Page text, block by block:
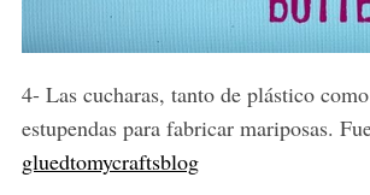
4- Las cucharas, tanto de plástico
estupendas para fabricar mariposas.
gluedtomycraftsblog